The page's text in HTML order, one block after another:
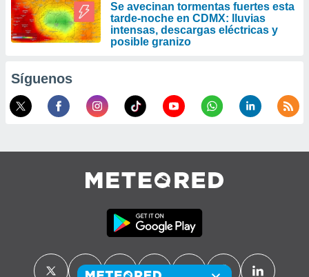
Se avecinan tormentas fuertes esta
tarde-noche en CDMX: lluvias
intensas, descargas eléctricas y
posible granizo
Síguenos